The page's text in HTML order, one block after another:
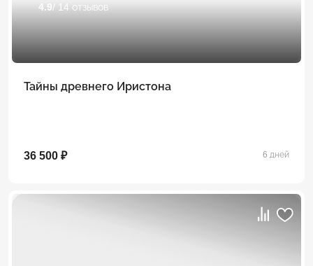
4.9 / 14 отзывов
Тайны древнего Иристона
36 500 ₽ 6 дней